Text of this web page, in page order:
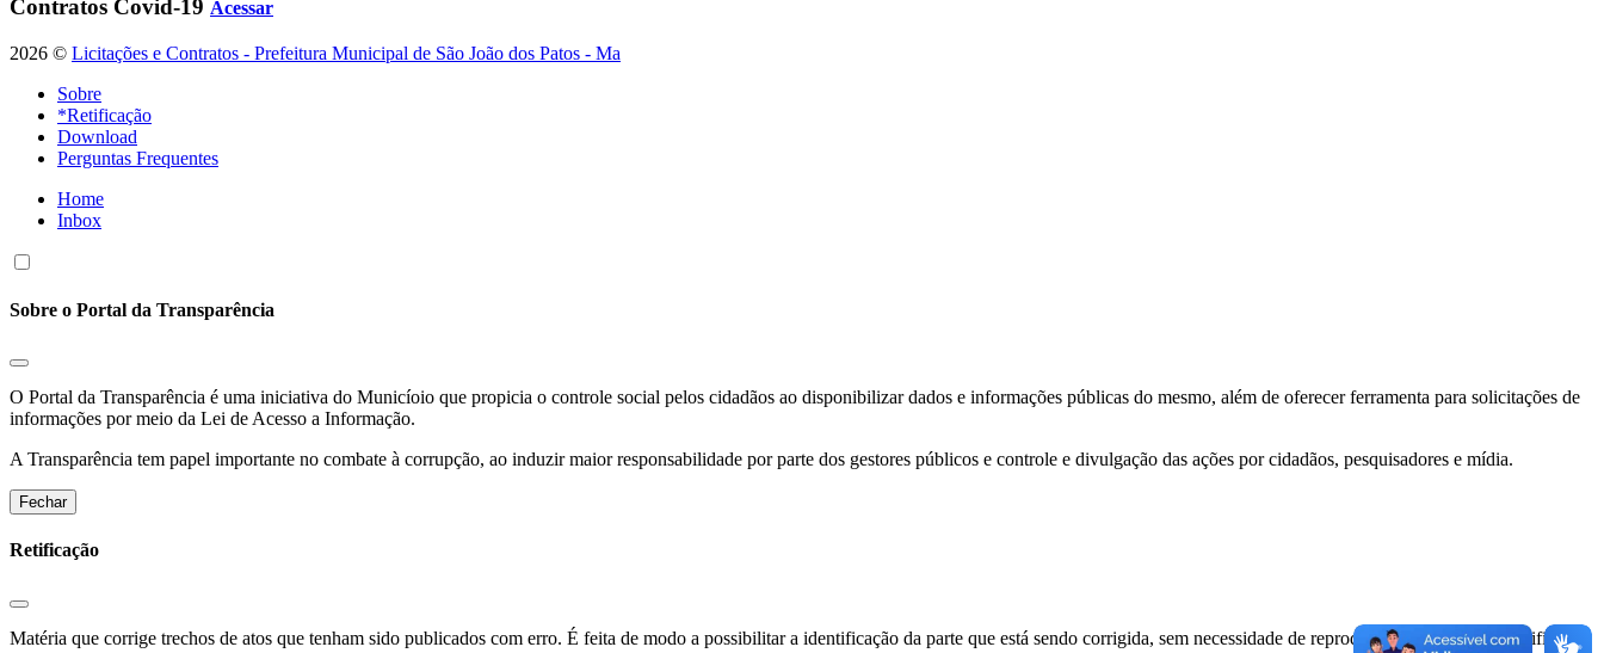
Contratos Covid-19 Acessar
2026 © Licitações e Contratos - Prefeitura Municipal de São João dos Patos - Ma
Sobre
*Retificação
Download
Perguntas Frequentes
Home
Inbox
Sobre o Portal da Transparência
O Portal da Transparência é uma iniciativa do Municíoio que propicia o controle social pelos cidadãos ao disponibilizar dados e informações públicas do mesmo, além de oferecer ferramenta para solicitações de
informações por meio da Lei de Acesso a Informação.
A Transparência tem papel importante no combate à corrupção, ao induzir maior responsabilidade por parte dos gestores públicos e controle e divulgação das ações por cidadãos, pesquisadores e mídia.
Fechar
Retificação
Matéria que corrige trechos de atos que tenham sido publicados com erro. É feita de modo a possibilitar a identificação da parte que está sendo corrigida, sem necessidade de reprodução integral do ato retificado.